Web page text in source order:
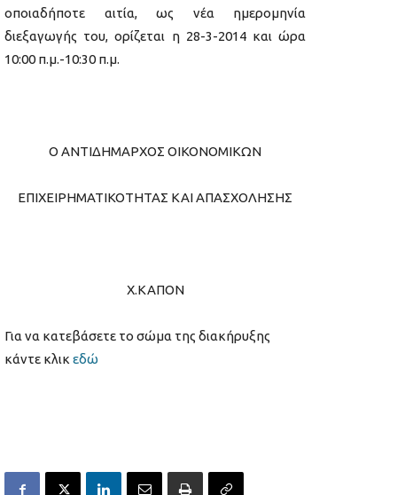
οποιαδήποτε αιτία, ως νέα ημερομηνία
διεξαγωγής του, ορίζεται η 28-3-2014 και ώρα
10:00 π.μ.-10:30 π.μ.
Ο ΑΝΤΙΔΗΜΑΡΧΟΣ ΟΙΚΟΝΟΜΙΚΩΝ
ΕΠΙΧΕΙΡΗΜΑΤΙΚΟΤΗΤΑΣ ΚΑΙ ΑΠΑΣΧΟΛΗΣΗΣ
Χ.ΚΑΠΟΝ
Για να κατεβάσετε το σώμα της διακήρυξης
κάντε κλικ εδώ